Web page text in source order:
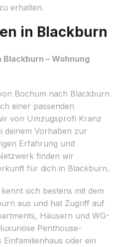
erhalten.
in Blackburn
Blackburn – Wohnung
Bochum nach Blackburn
einer passenden
von Umzugsprofi Kranz
deinem Vorhaben zur
Erfahrung und
finden wir
für dich in Blackburn.
sich bestens mit dem
aus und hat Zugriff auf
Häusern und WG-
Penthouse-
oder ein